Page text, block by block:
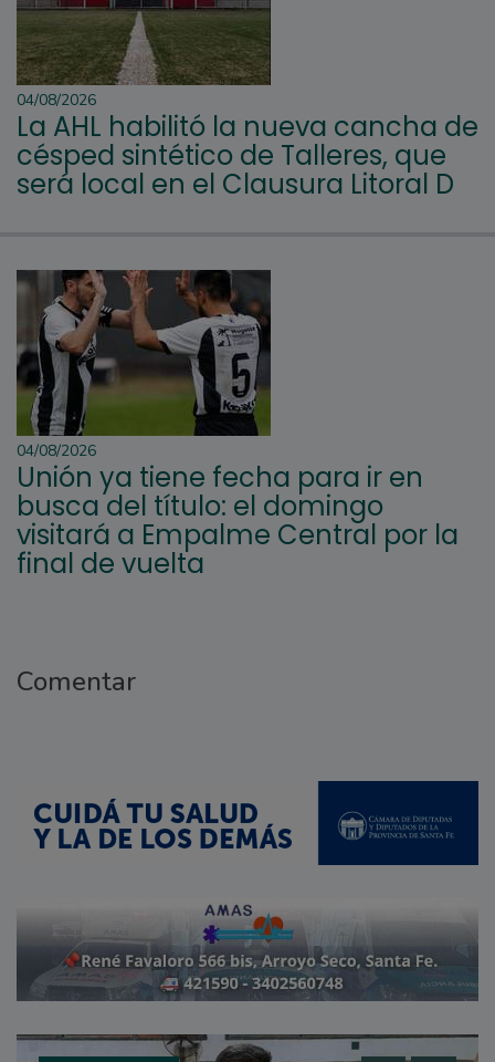
04/08/2026
La AHL habilitó la nueva cancha de
césped sintético de Talleres, que
será local en el Clausura Litoral D
04/08/2026
Unión ya tiene fecha para ir en
busca del título: el domingo
visitará a Empalme Central por la
final de vuelta
Comentar